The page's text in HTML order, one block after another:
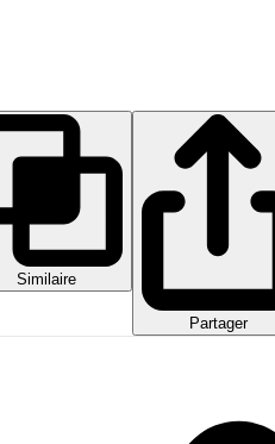
Similaire
Partager